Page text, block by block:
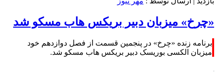
«چرخ» میزبان دبیر بریکس هاب مسکو شد
برنامه زنده «چرخ» در پنجمین قسمت از فصل دوازدهم خود
میزبان الکسی بوریسک دبیر بریکس هاب مسکو شد.